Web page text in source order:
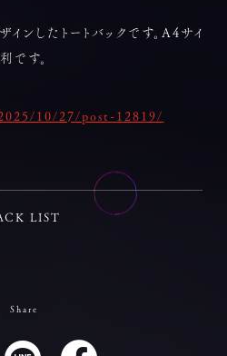
ンしたトートバックです。A4サイ
です。
10/27/post-12819/
LIST
Share